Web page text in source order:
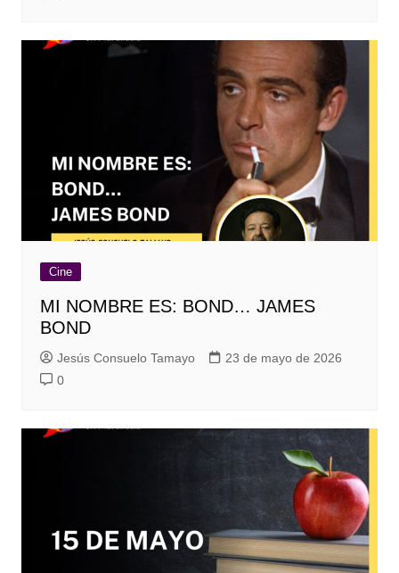
Cine
MI NOMBRE ES: BOND… JAMES
BOND
Jesús Consuelo Tamayo
23 de mayo de 2026
0